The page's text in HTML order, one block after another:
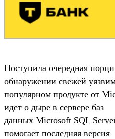
Поступила очередная
обнаружении свежей
популярном продукте от
идет о дыре в сервере баз
данных Microsoft SQL
помогает последняя версия